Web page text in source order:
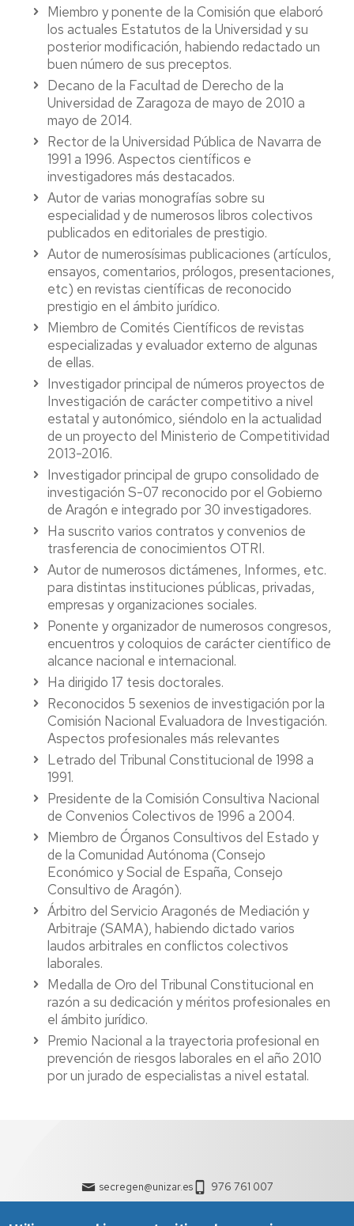
Miembro y ponente de la Comisión que elaboró
los actuales Estatutos de la Universidad y su
posterior modificación, habiendo redactado un
buen número de sus preceptos.
Decano de la Facultad de Derecho de la
Universidad de Zaragoza de mayo de 2010 a
mayo de 2014.
Rector de la Universidad Pública de Navarra de
1991 a 1996. Aspectos científicos e
investigadores más destacados.
Autor de varias monografías sobre su
especialidad y de numerosos libros colectivos
publicados en editoriales de prestigio.
Autor de numerosísimas publicaciones (artículos,
ensayos, comentarios, prólogos, presentaciones,
etc) en revistas científicas de reconocido
prestigio en el ámbito jurídico.
Miembro de Comités Científicos de revistas
especializadas y evaluador externo de algunas
de ellas.
Investigador principal de números proyectos de
Investigación de carácter competitivo a nivel
estatal y autonómico, siéndolo en la actualidad
de un proyecto del Ministerio de Competitividad
2013-2016.
Investigador principal de grupo consolidado de
investigación S-07 reconocido por el Gobierno
de Aragón e integrado por 30 investigadores.
Ha suscrito varios contratos y convenios de
trasferencia de conocimientos OTRI.
Autor de numerosos dictámenes, Informes, etc.
para distintas instituciones públicas, privadas,
empresas y organizaciones sociales.
Ponente y organizador de numerosos congresos,
encuentros y coloquios de carácter científico de
alcance nacional e internacional.
Ha dirigido 17 tesis doctorales.
Reconocidos 5 sexenios de investigación por la
Comisión Nacional Evaluadora de Investigación.
Aspectos profesionales más relevantes
Letrado del Tribunal Constitucional de 1998 a
1991.
Presidente de la Comisión Consultiva Nacional
de Convenios Colectivos de 1996 a 2004.
Miembro de Órganos Consultivos del Estado y
de la Comunidad Autónoma (Consejo
Económico y Social de España, Consejo
Consultivo de Aragón).
Árbitro del Servicio Aragonés de Mediación y
Arbitraje (SAMA), habiendo dictado varios
laudos arbitrales en conflictos colectivos
laborales.
Medalla de Oro del Tribunal Constitucional en
razón a su dedicación y méritos profesionales en
el ámbito jurídico.
Premio Nacional a la trayectoria profesional en
prevención de riesgos laborales en el año 2010
por un jurado de especialistas a nivel estatal.
secregen@unizar.es 976 761 007